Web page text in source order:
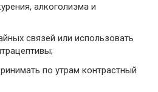
алкоголизма и
связей или использовать
по утрам контрастный